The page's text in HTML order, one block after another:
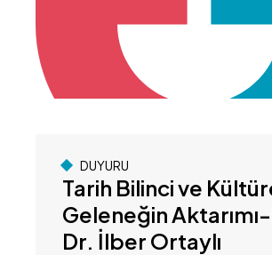
DUYURU
Tarih Bilinci ve
Geleneğin
Dr. İlber Ortaylı